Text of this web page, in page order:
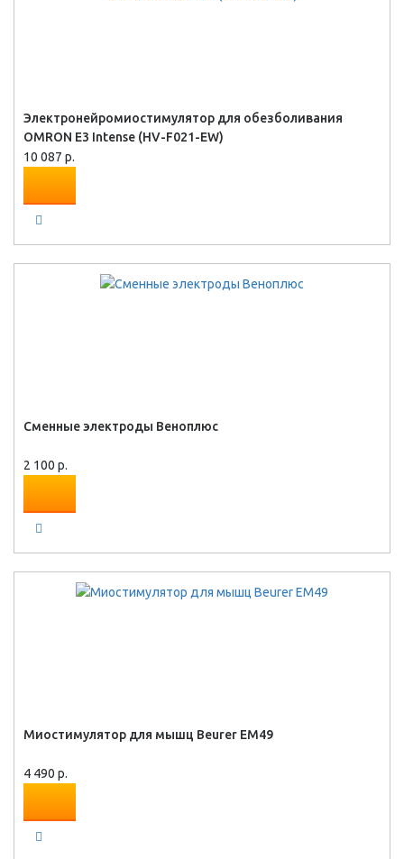
Электронейромиостимулятор для обезболивания
OMRON Е3 Intense (HV-F021-EW)
10 087 р.
Сменные электроды Веноплюс
2 100 р.
Миостимулятор для мышц Beurer EM49
4 490 р.